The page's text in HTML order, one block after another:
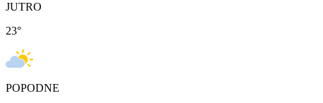
JUTRO
23°
POPODNE